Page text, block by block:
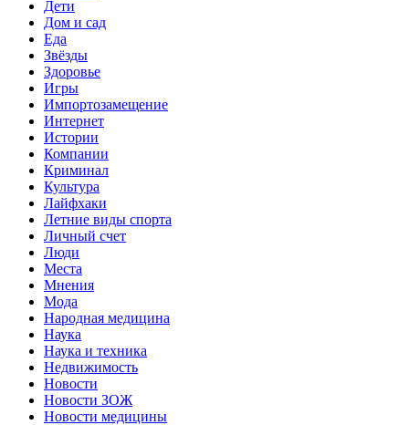
Дети
Дом и сад
Еда
Звёзды
Здоровье
Игры
Импортозамещение
Интернет
Истории
Компании
Криминал
Культура
Лайфхаки
Летние виды спорта
Личный счет
Люди
Места
Мнения
Мода
Народная медицина
Наука
Наука и техника
Недвижимость
Новости
Новости ЗОЖ
Новости медицины